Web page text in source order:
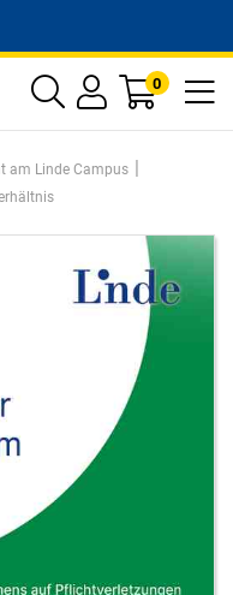
0
am Linde Campus |